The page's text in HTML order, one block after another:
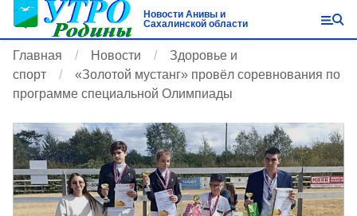
Новости Анивы и
Сахалинской области
Главная Новости
Здоровье и
спорт
«Золотой мустанг» провёл соревнования по
программе специальной Олимпиады